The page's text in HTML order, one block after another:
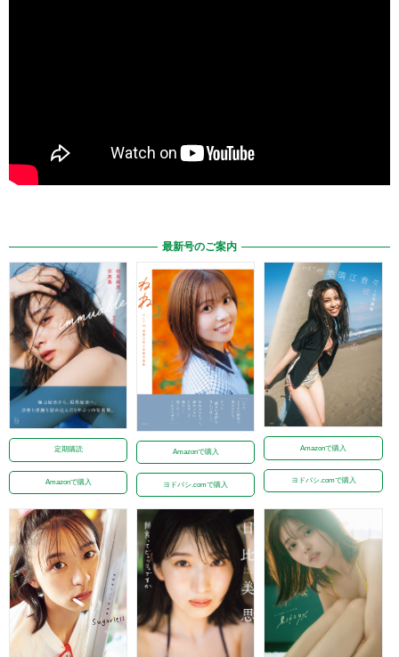
最新号のご案内
定期購読
Amazonで購入
Amazonで購入
ヨドバシ.comで購入
Amazonで購入
ヨドバシ.comで購入